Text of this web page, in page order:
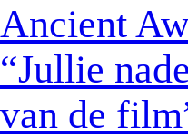
Ancient
“Jullie
van de